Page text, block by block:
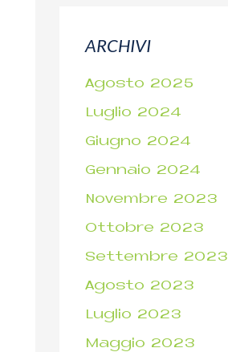
ARCHIVI
Agosto 2025
Luglio 2024
Giugno 2024
Gennaio 2024
Novembre 2023
Ottobre 2023
Settembre 2023
Agosto 2023
Luglio 2023
Maggio 2023